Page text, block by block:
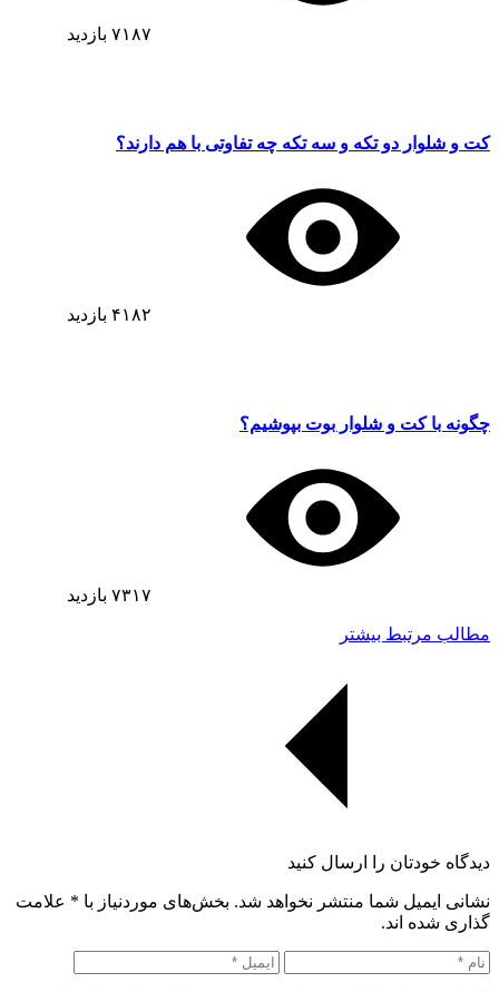
۷۱۸۷ بازدید
کت و شلوار دو تکه و سه تکه چه تفاوتی با هم دارند؟
۴۱۸۲ بازدید
چگونه با کت و شلوار بوت بپوشیم؟
۷۳۱۷ بازدید
مطالب مرتبط بیشتر
دیدگاه خودتان را ارسال کنید
نشانی ایمیل شما منتشر نخواهد شد. بخش‌های موردنیاز با * علامت
گذاری شده اند.